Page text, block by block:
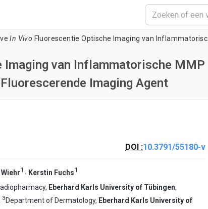
In Vivo Fluorescentie Optische Imaging van Inflammatorische MMP Activiteit Met behulp van een Activateerbare Fluorescerende Imaging Agent
Imaging van Inflammatorische MMP
Imaging Agent
DOI :10.3791/55180-v
1 , Kerstin Fuchs1
Eberhard Karls University of Tübingen,
3 Department of Dermatology, Eberhard Karls University of